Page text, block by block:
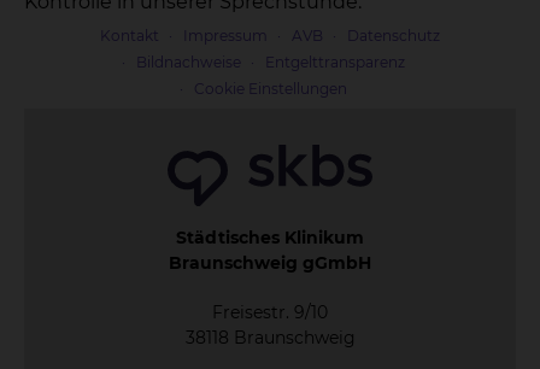
Kontakt Impressum AVB
Datenschutz
Bildnachweise
Entgelttransparenz
Cookie Einstellungen
Städtisches Klinikum
Braunschweig gGmbH
Freisestr. 9/10
38118 Braunschweig